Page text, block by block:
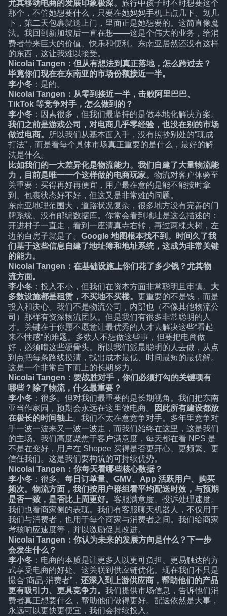
尤其移动电商的发展印象极深。 旅行中孩子时不时想要这个
那个，不管她想要什么，只要在她妈妈手机上点几下、划几
下，第二天包裹就送上门，里面正是她想要的。这简直像魔
法。我回到新加坡后一直在想——这是个伟大的业务，给消
费者带来巨大的价值、快乐和便利。东南亚居然还没有这样
的东西，这让我难以接受。
Nicolai Tangen：但从有想法到真正落地，怎么跨过去？
毕竟你们现在在东南亚的市场份额接近一半。
李小冬 ：是的。
Nicolai Tangen：从零到接近一半，击败阿里巴巴、
TikTok 等竞争对手，怎么做到的？
李小冬 ：因素很多，但我们最坚持的是做本地化解决方案。
我们之前是游戏公司，对电商几乎零经验，也没在别的市场
做过电商。
所以我们从基本面入手，没有照抄别处的“现成
打法”，而是看每个具体市场真正重要的是什么，最好的解
法是什么。
比如我们的一大差异化是物流能力。我们自建了大量物流能
力，目前是唯一一个这样做的电商玩家。 物流对客户体验至
关重要：买得再好再便宜，用户最在意的是能不能按时拿
到、包裹状态好不好，但这又是非常难的问题。
东南亚地理范围大，道路状况复杂，很多地方没有完善的门
牌系统、没有邮编数据库。你常会看到地址是这么描述的：
开进村子一直走，看到一座清真寺右转，再过两棵大树，左
边的白房子就是了。 Google 地图根本找不到。时间久了我
们基于这些信息自建了地址簿和地址系统，这成为非常关键
的能力。
Nicolai Tangen：在基础设施上你们花了多少钱？尤其物
流方面。
李小冬 ：投入不小，但我们在资本方面非常聪明且审慎。 大
多数设施都是租赁，不买地不买楼。 更重要的不是钱，而是
投入和决心。我们不是物流公司，内部也（不像其他物流公
司）那样有资深物流团队。但是我们有很多非常聪明的人
才。关键在于你愿不愿意让最优秀的人才去解决这些“看起
来不性感”的难题。多数人不想做这些事，但要把电商做
好，必须啃这些硬骨头。所以我们派最聪明的人去做，从点
到点把每条路线摸清，找出成本最低、时间最短的最优解。
这是一个非常自下而上的长期努力。
Nicolai Tangen：要战胜对手，你们必须打勾的关键项有
哪些？除了物流，什么最重要？
李小冬 ：很多。但对我们最重要的是长期视角。我们把东南
亚当作家园，预期会永远在这里做电商。
因此所有建设都放
在极长的时间轴上。我们不太在意竞争对手。多年里竞争对
手一波一波来又一波一波走，而我们始终在这里，这是我们
的主场。我们高度聚焦于客户满意度，每天都在看 NPS 是
不是在变好，用户在 Shopee 买得是否更开心、更频繁、更
信任我们。这是我们要构筑的可持续优势。
Nicolai Tangen：你每天看哪些核心数据？
李小冬 ：很多。 每日订单量、GMV、App 活跃用户、购买
频次。物流方面，我们按用户群组看平均配送时效，与预期
是否一致，是否比上周更好。 客服满意度、投诉处理速度。
我们也看商家侧的表现。我们有客服聊天机器人，不仅用于
我们与消费者，也用于每个商家与消费者之间。我们给商家
考核响应速度等，并以激励促其改进。
Nicolai Tangen：你认为未来的发展方向是什么？下一步
会发生什么？
李小冬 ：电商的本质是让更多人以更可负担、更易触达的方
式享受电商的好处。这关联到供应链优化。现在我们不只是
撮合“商品-消费者”， 还深入到上游供应商，帮助他们的产品
更有吸引力、更具竞争力。 我们提供市场信息，告诉他们消
费者真正想要什么，帮助他们做得更好。配送依然是大事，
永远可以更快更便宜，我们会持续投入。